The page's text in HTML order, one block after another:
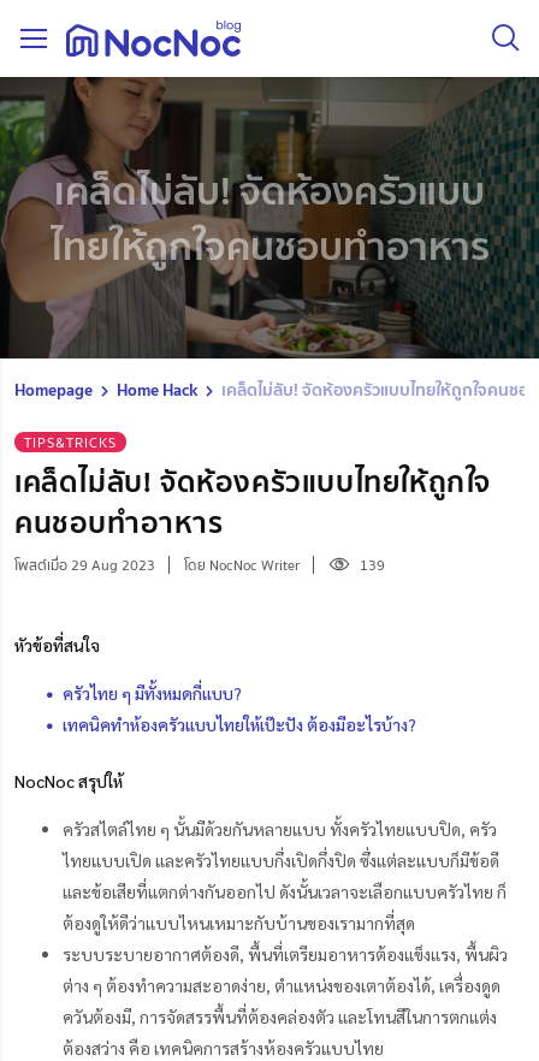
เคล็ดไม่ลับ! จัดห้องครัวแบบ
ไทยให้ถูกใจคนชอบทำอาหาร
Homepage Home Hack เคล็ดไม่ลับ! จัดห้องครัวแบบไทยให้ถูกใจคนชอ
TIPS&TRICKS
เคล็ดไม่ลับ! จัดห้องครัวแบบไทยให้ถูกใจ
คนชอบทำอาหาร
โพสต์เมื่อ 29 Aug 2023 โดย NocNoc Writer 139
หัวข้อที่สนใจ
ครัวไทย ๆ มีทั้งหมดกี่แบบ?
เทคนิคทำห้องครัวแบบไทยให้เป๊ะปัง ต้องมีอะไรบ้าง?
NocNoc สรุปให้
ครัวสไตล์ไทย ๆ นั้นมีด้วยกันหลายแบบ ทั้งครัวไทยแบบปิด, ครัว
ไทยแบบเปิด และครัวไทยแบบกึ่งเปิดกึ่งปิด ซึ่งแต่ละแบบก็มีข้อดี
และข้อเสียที่แตกต่างกันออกไป ดังนั้นเวลาจะเลือกแบบครัวไทย ก็
ต้องดูให้ดีว่าแบบไหนเหมาะกับบ้านของเรามากที่สุด
ระบบระบายอากาศต้องดี, พื้นที่เตรียมอาหารต้องแข็งแรง, พื้นผิว
ต่าง ๆ ต้องทำความสะอาดง่าย, ตำแหน่งของเตาต้องได้, เครื่องดูด
ควันต้องมี, การจัดสรรพื้นที่ต้องคล่องตัว และโทนสีในการตกแต่ง
ต้องสว่าง คือ เทคนิคการสร้างห้องครัวแบบไทย